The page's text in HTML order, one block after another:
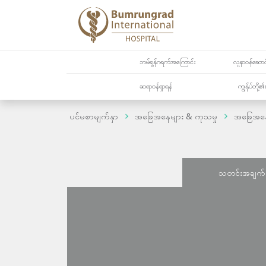
ဘမ်ရွန်ဂရက်အကြောင်း လူနာဝန်ဆော
ဆရာဝန်ရှာရန် ကျွန်ုပ်တို့၏
ပင်မစာမျက်နှာ အခြေအနေများ & ကုသမှု အခြေအန
သတင်းအခ